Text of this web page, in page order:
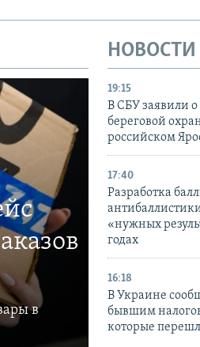
в
НОВОСТИ
19:15
В СБУ заявили
береговой
российском
17:40
Разработка
«нужных
годах
16:18
В Украине
бывшим
которые